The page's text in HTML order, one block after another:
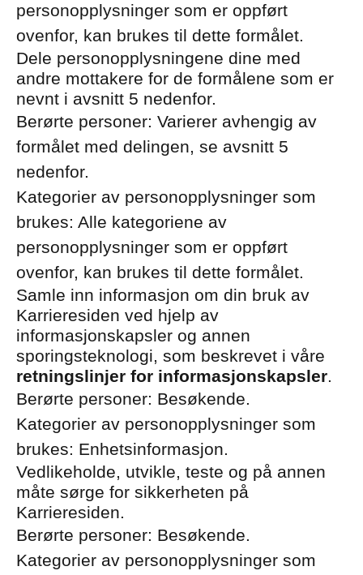
personopplysninger som er oppført
ovenfor, kan brukes til dette formålet.
Dele personopplysningene dine med
andre mottakere for de formålene som er
nevnt i avsnitt 5 nedenfor.
Berørte personer: Varierer avhengig av
formålet med delingen, se avsnitt 5
nedenfor.
Kategorier av personopplysninger som
brukes: Alle kategoriene av
personopplysninger som er oppført
ovenfor, kan brukes til dette formålet.
Samle inn informasjon om din bruk av
Karrieresiden ved hjelp av
informasjonskapsler og annen
sporingsteknologi, som beskrevet i våre
retningslinjer for informasjonskapsler.
Berørte personer: Besøkende.
Kategorier av personopplysninger som
brukes: Enhetsinformasjon.
Vedlikeholde, utvikle, teste og på annen
måte sørge for sikkerheten på
Karrieresiden.
Berørte personer: Besøkende.
Kategorier av personopplysninger som